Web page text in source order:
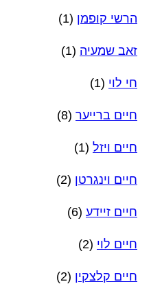
הרשי קופמן (1)
זאב שמעיה (1)
חי לוי (1)
חיים ברייער (8)
חיים ויזל (1)
חיים וינגרטן (2)
חיים זיידע (6)
חיים לוי (2)
חיים קלצקין (2)